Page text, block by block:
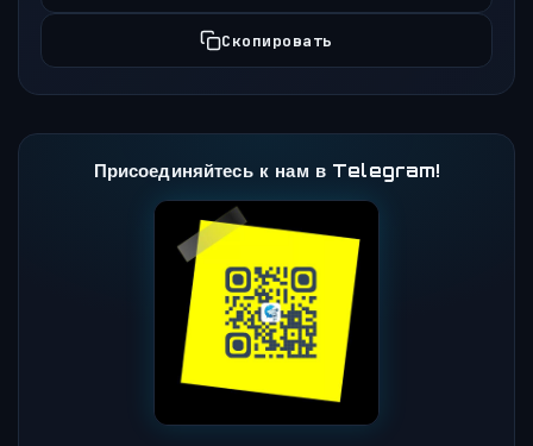
Скопировать
Присоединяйтесь к нам в Telegram!